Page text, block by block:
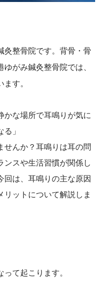
灸整骨院です。背骨・骨
がみ鍼灸整骨院では、
す。
かな場所で耳鳴りが気に
」
せんか？耳鳴りは耳の問
ンスや生活習慣が関係し
回は、耳鳴りの主な原因
リットについて解説しま
て起こります。